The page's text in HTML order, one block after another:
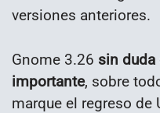
versiones anteriores.
Gnome 3.26 sin duda
importante, sobre
marque el regreso de